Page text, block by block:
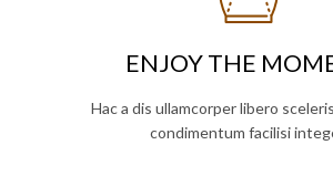
ENJOY THE
Hac a dis ullamcorper libero
condimentum facilisi